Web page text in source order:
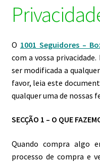
O 1001 Seguidores –
com a vossa
ser modificada a
favor, leia este
qualquer uma de nossas
SECÇÃO 1 – O QUE
Quando compra algo
processo de compra e